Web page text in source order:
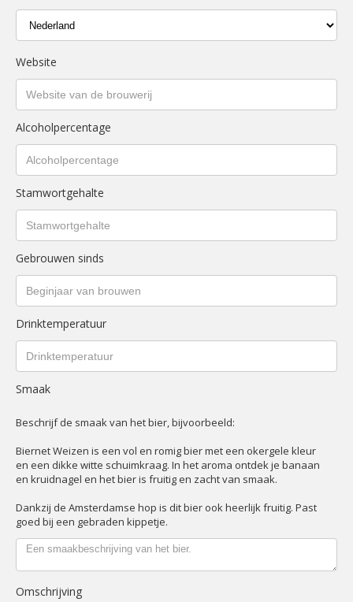
Website
Alcoholpercentage
Stamwortgehalte
Gebrouwen sinds
Drinktemperatuur
Smaak
Beschrijf de smaak van het bier, bijvoorbeeld:
Biernet Weizen is een vol en romig bier met een okergele kleur
en een dikke witte schuimkraag. In het aroma ontdek je banaan
en kruidnagel en het bier is fruitig en zacht van smaak.
Dankzij de Amsterdamse hop is dit bier ook heerlijk fruitig. Past
goed bij een gebraden kippetje.
Omschrijving